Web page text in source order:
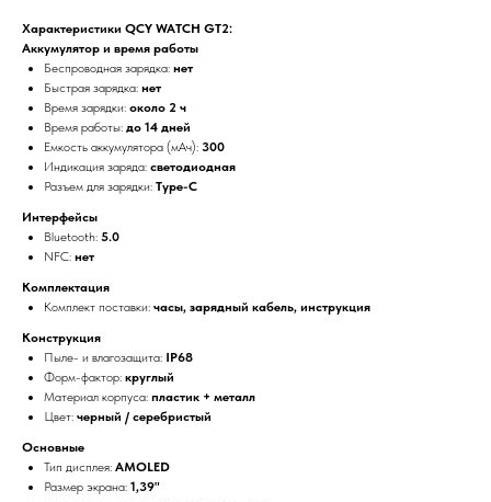
Характеристики QCY WATCH GT2:
Аккумулятор и время работы
Беспроводная зарядка: нет
Быстрая зарядка: нет
Время зарядки: около 2 ч
Время работы: до 14 дней
Емкость аккумулятора (мАч): 300
Индикация заряда: светодиодная
Разъем для зарядки: Type-C
Интерфейсы
Bluetooth: 5.0
NFC: нет
Комплектация
Комплект поставки: часы, зарядный кабель, инструкция
Конструкция
Пыле- и влагозащита: IP68
Форм-фактор: круглый
Материал корпуса: пластик + металл
Цвет: черный / серебристый
Основные
Тип дисплея: AMOLED
Размер экрана: 1,39"